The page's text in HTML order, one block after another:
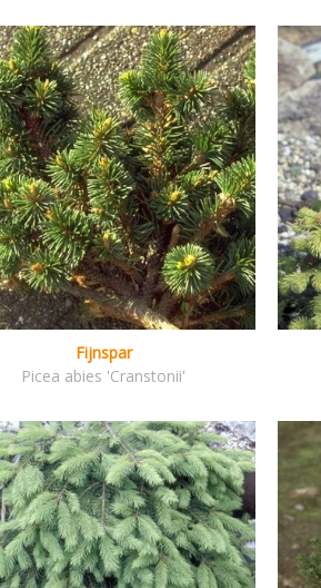
Fijnspar
Picea abies 'Cranstonii'